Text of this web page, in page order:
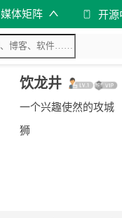
媒体矩阵 开源
饮龙井
一个兴趣使然的攻城
狮